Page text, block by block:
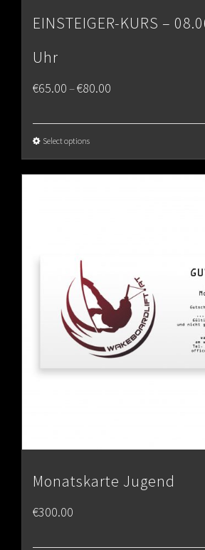
EINSTEIGER-KURS –
Uhr
€65.00–€80.00
Select options
Monatskarte Jugend
€300.00